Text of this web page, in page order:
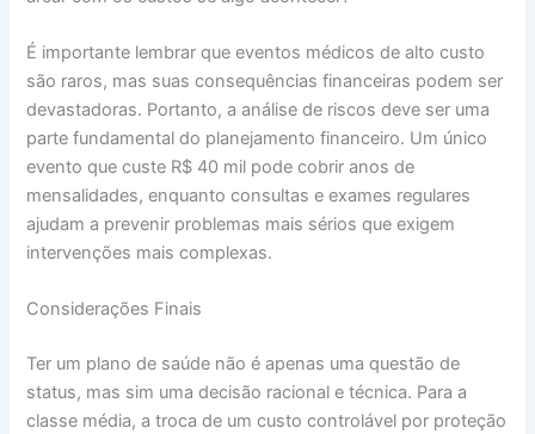
É importante lembrar que eventos médicos de alto custo
são raros, mas suas consequências financeiras podem ser
devastadoras. Portanto, a análise de riscos deve ser uma
parte fundamental do planejamento financeiro. Um único
evento que custe R$ 40 mil pode cobrir anos de
mensalidades, enquanto consultas e exames regulares
ajudam a prevenir problemas mais sérios que exigem
intervenções mais complexas.
Considerações Finais
Ter um plano de saúde não é apenas uma questão de
status, mas sim uma decisão racional e técnica. Para a
classe média, a troca de um custo controlável por proteção